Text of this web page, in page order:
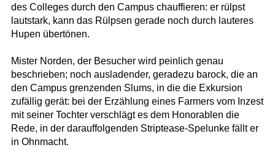
des Colleges durch den Campus chauffieren: er rülpst
lautstark, kann das Rülpsen gerade noch durch lauteres
Hupen übertönen.
Mister Norden, der Besucher wird peinlich genau
beschrieben; noch ausladender, geradezu barock, die an
den Campus grenzenden Slums, in die die Exkursion
zufällig gerät: bei der Erzählung eines Farmers vom Inzest
mit seiner Tochter verschlägt es dem Honorablen die
Rede, in der darauffolgenden Striptease-Spelunke fällt er
in Ohnmacht.